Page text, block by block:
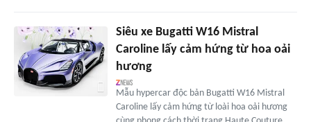
Siêu xe Bugatti W16 Mistral
Caroline lấy cảm hứng từ hoa oải
hương
Mẫu hypercar độc bản Bugatti W16 Mistral
Caroline lấy cảm hứng từ loài hoa oải hương